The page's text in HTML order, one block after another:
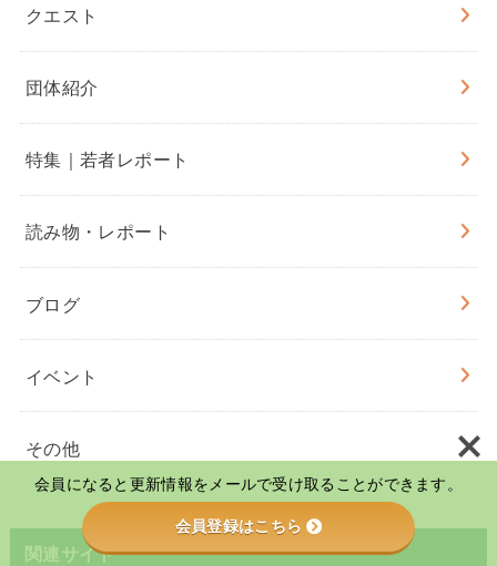
クエスト
団体紹介
特集｜若者レポート
読み物・レポート
ブログ
イベント
その他
関連サイト
会員になると更新情報をメールで受け取ることができます。
会員登録はこちら